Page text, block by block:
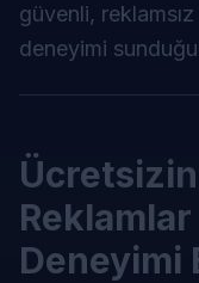
güvenli,
deneyimi
Ücretsizin
Reklamlar
Deneyimi